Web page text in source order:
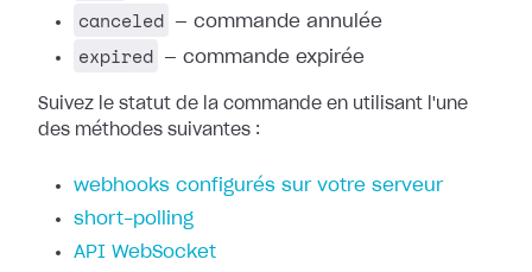
canceled — commande annulée
expired — commande expirée
Suivez le statut de la commande en utilisant l'une
des méthodes suivantes :
webhooks configurés sur votre serveur
short-polling
API WebSocket